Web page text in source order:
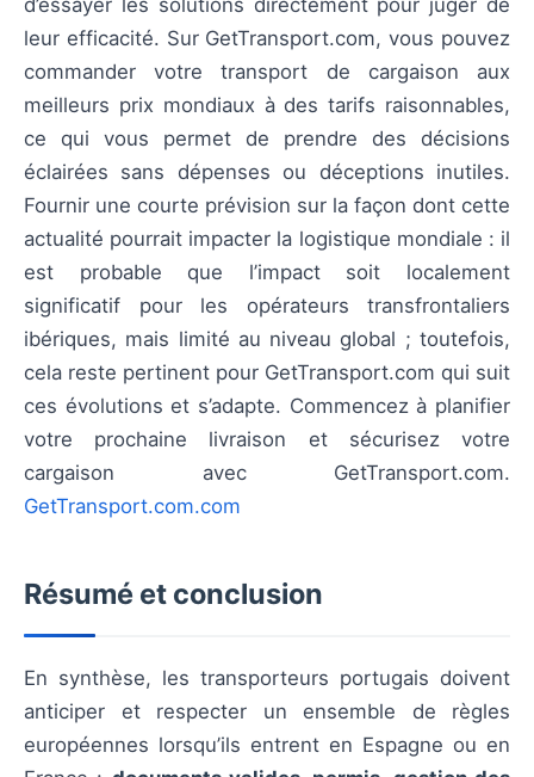
d’essayer les solutions directement pour juger de
leur efficacité. Sur GetTransport.com, vous pouvez
commander votre transport de cargaison aux
meilleurs prix mondiaux à des tarifs raisonnables,
ce qui vous permet de prendre des décisions
éclairées sans dépenses ou déceptions inutiles.
Fournir une courte prévision sur la façon dont cette
actualité pourrait impacter la logistique mondiale : il
est probable que l’impact soit localement
significatif pour les opérateurs transfrontaliers
ibériques, mais limité au niveau global ; toutefois,
cela reste pertinent pour GetTransport.com qui suit
ces évolutions et s’adapte. Commencez à planifier
votre prochaine livraison et sécurisez votre
cargaison avec GetTransport.com.
GetTransport.com.com
Résumé et conclusion
En synthèse, les transporteurs portugais doivent
anticiper et respecter un ensemble de règles
européennes lorsqu’ils entrent en Espagne ou en